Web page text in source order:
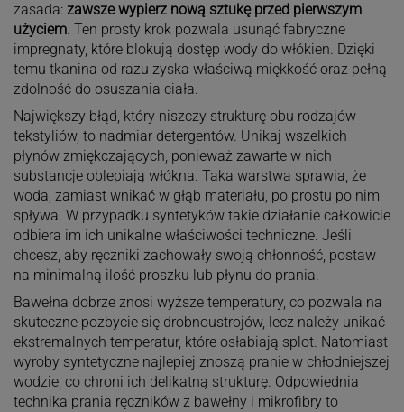
zasada: zawsze wypierz nową sztukę przed pierwszym
użyciem. Ten prosty krok pozwala usunąć fabryczne
impregnaty, które blokują dostęp wody do włókien. Dzięki
temu tkanina od razu zyska właściwą miękkość oraz pełną
zdolność do osuszania ciała.
Największy błąd, który niszczy strukturę obu rodzajów
tekstyliów, to nadmiar detergentów. Unikaj wszelkich
płynów zmiękczających, ponieważ zawarte w nich
substancje oblepiają włókna. Taka warstwa sprawia, że
woda, zamiast wnikać w głąb materiału, po prostu po nim
spływa. W przypadku syntetyków takie działanie całkowicie
odbiera im ich unikalne właściwości techniczne. Jeśli
chcesz, aby ręczniki zachowały swoją chłonność, postaw
na minimalną ilość proszku lub płynu do prania.
Bawełna dobrze znosi wyższe temperatury, co pozwala na
skuteczne pozbycie się drobnoustrojów, lecz należy unikać
ekstremalnych temperatur, które osłabiają splot. Natomiast
wyroby syntetyczne najlepiej znoszą pranie w chłodniejszej
wodzie, co chroni ich delikatną strukturę. Odpowiednia
technika prania ręczników z bawełny i mikrofibry to